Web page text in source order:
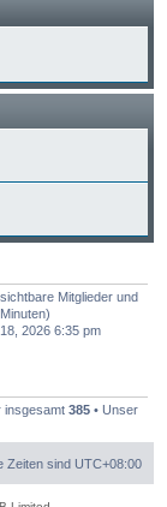
Mitglieder und
2026 6:35 pm
insgesamt 385• Unser
Zeiten sind UTC+08:00